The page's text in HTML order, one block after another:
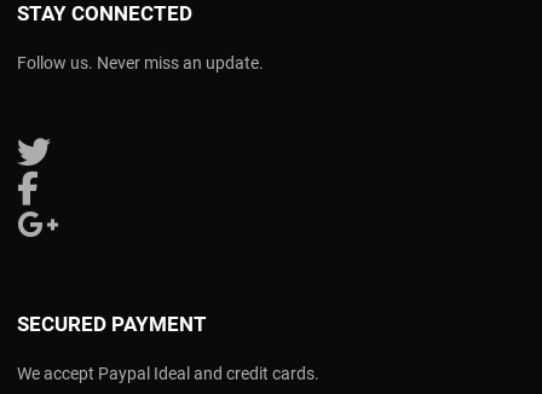
STAY CONNECTED
Follow us. Never miss an update.
Follow us on Twitter
SECURED PAYMENT
We accept Paypal Ideal and credit cards.